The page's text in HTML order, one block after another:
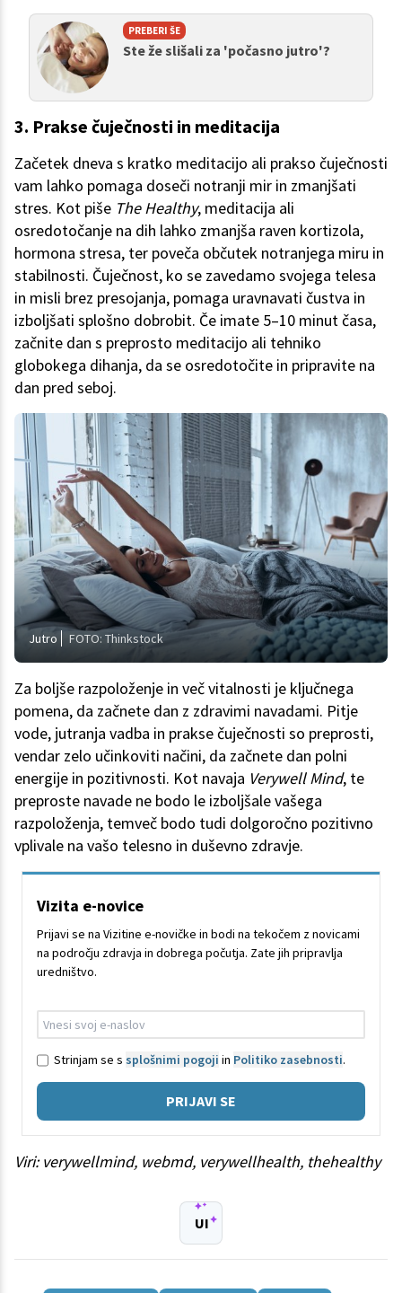
PREBERI ŠE
Ste že slišali za 'počasno jutro'?
3. Prakse čuječnosti in meditacija
Začetek dneva s kratko meditacijo ali prakso čuječnosti
vam lahko pomaga doseči notranji mir in zmanjšati
stres. Kot piše The Healthy, meditacija ali
osredotočanje na dih lahko zmanjša raven kortizola,
hormona stresa, ter poveča občutek notranjega miru in
stabilnosti. Čuječnost, ko se zavedamo svojega telesa
in misli brez presojanja, pomaga uravnavati čustva in
izboljšati splošno dobrobit. Če imate 5–10 minut časa,
začnite dan s preprosto meditacijo ali tehniko
globokega dihanja, da se osredotočite in pripravite na
dan pred seboj.
Jutro FOTO: Thinkstock
Za boljše razpoloženje in več vitalnosti je ključnega
pomena, da začnete dan z zdravimi navadami. Pitje
vode, jutranja vadba in prakse čuječnosti so preprosti,
vendar zelo učinkoviti načini, da začnete dan polni
energije in pozitivnosti. Kot navaja Verywell Mind, te
preproste navade ne bodo le izboljšale vašega
razpoloženja, temveč bodo tudi dolgoročno pozitivno
vplivale na vašo telesno in duševno zdravje.
Vizita e-novice
Prijavi se na Vizitine e-novičke in bodi na tekočem z novicami
na področju zdravja in dobrega počutja. Zate jih pripravlja
uredništvo.
Strinjam se s splošnimi pogoji in Politiko zasebnosti.
PRIJAVI SE
Viri: verywellmind, webmd, verywellhealth, thehealthy
UI